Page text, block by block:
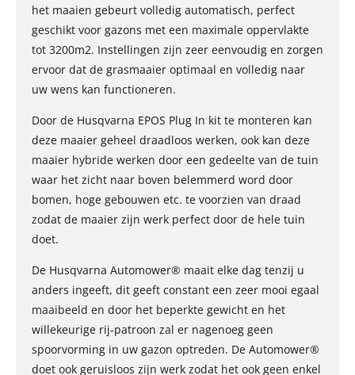
het maaien gebeurt volledig automatisch, perfect
geschikt voor gazons met een maximale oppervlakte
tot 3200m2. Instellingen zijn zeer eenvoudig en zorgen
ervoor dat de grasmaaier optimaal en volledig naar
uw wens kan functioneren.
Door de Husqvarna EPOS Plug In kit te monteren kan
deze maaier geheel draadloos werken, ook kan deze
maaier hybride werken door een gedeelte van de tuin
waar het zicht naar boven belemmerd word door
bomen, hoge gebouwen etc. te voorzien van draad
zodat de maaier zijn werk perfect door de hele tuin
doet.
De Husqvarna Automower® maait elke dag tenzij u
anders ingeeft, dit geeft constant een zeer mooi egaal
maaibeeld en door het beperkte gewicht en het
willekeurige rij-patroon zal er nagenoeg geen
spoorvorming in uw gazon optreden. De Automower®
doet ook geruisloos zijn werk zodat het ook geen enkel